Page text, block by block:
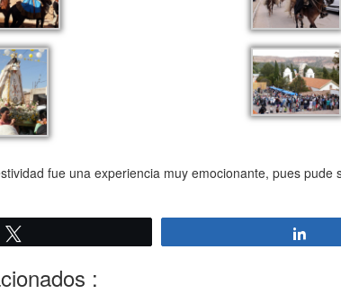
fue una experiencia muy emocionante, pues
: